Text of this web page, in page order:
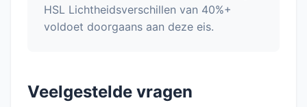
HSL Lichtheidsverschillen van 40%+
voldoet doorgaans aan deze eis.
Veelgestelde vragen